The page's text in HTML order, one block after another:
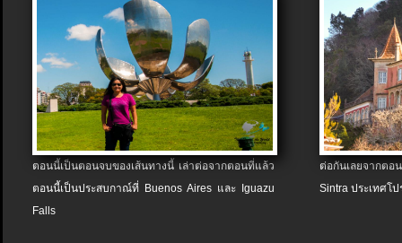
ตอนนี้เป็นตอนจบของเส้นทางนี้ เล่าต่อจากตอนที่แล้ว
ตอนนี้เป็นประสบกาณ์ที่ Buenos Aires และ Iguazu
Falls
ต่อกันเลยจากต
Sintra ประเทศโป